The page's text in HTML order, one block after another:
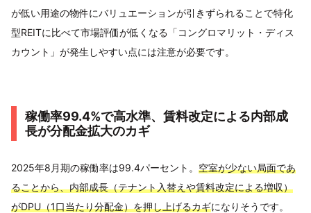
が低い用途の物件にバリュエーションが引きずられることで特化
型REITに比べて市場評価が低くなる「コングロマリット・ディス
カウント」が発生しやすい点には注意が必要です。
稼働率99.4%で高水準、賃料改定による内部成
長が分配金拡大のカギ
2025年8月期の稼働率は99.4パーセント。 空室が少ない局面であ
ることから、内部成長（テナント入替えや賃料改定による増収）
がDPU（1口当たり分配金）を押し上げるカギになりそうです。